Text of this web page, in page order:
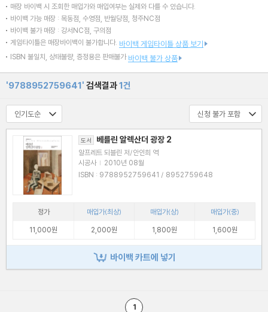
매장 바이백 시 조회한 매입가와 매입여부는 실제와 다를 수 있습니다.
바이백 가능 매장 : 목동점, 수영점, 반월당점, 청주NC점
바이백 불가 매장 : 강서NC점, 구의점
게임타이틀은 매장바이백이 불가합니다. 바이백 게임타이틀 상품 보기
ISBN 불일치, 상태불량, 증정용은 판매불가 바이백 불가 상품
'9788952759641' 검색결과1건
도서 베를린 알렉산더 광장 2
알프레트 되블린 저/안인희 역
시공사 | 2010년 08월
ISBN : 9788952759641 / 8952759648
정가 매입가(최상) 매입가(상)
매입가(중)
11,000원
2,000원 1,800원 1,600원
바이백 카트에 넣기
1